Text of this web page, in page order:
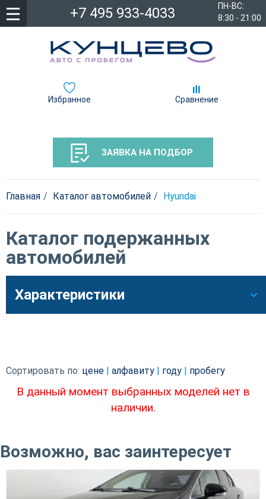
ПН-ВС:
8:30 - 21:00
+7 495 933-4033
Избранное Сравнение
ЗАЯВКА НА ПОДБОР
Главная Каталог автомобилей Hyundai
Каталог подержанных
автомобилей
Характеристики
Сортировать по: цене алфавиту году пробегу
В данный момент выбранных моделей нет в
наличии.
Возможно, вас заинтересует